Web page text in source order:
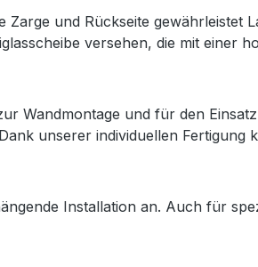
und Rückseite gewährleistet
versehen, die mit einer
Wandmontage und für den
unserer individuellen
Installation an. Auch für